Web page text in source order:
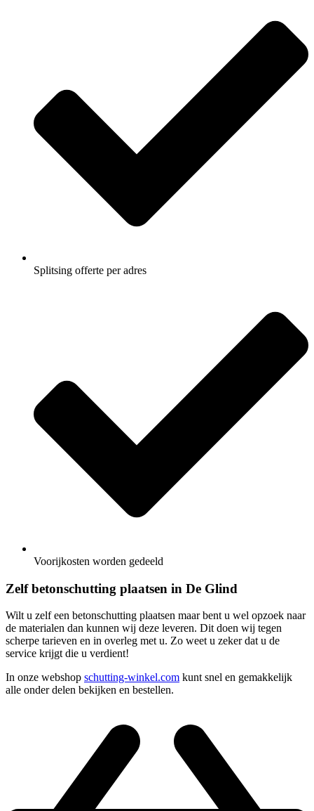
Splitsing offerte per adres
Voorijkosten worden gedeeld
Zelf betonschutting plaatsen in De Glind
Wilt u zelf een betonschutting plaatsen maar bent u wel opzoek naar
de materialen dan kunnen wij deze leveren. Dit doen wij tegen
scherpe tarieven en in overleg met u. Zo weet u zeker dat u de
service krijgt die u verdient!
In onze webshop schutting-winkel.com kunt snel en gemakkelijk
alle onder delen bekijken en bestellen.